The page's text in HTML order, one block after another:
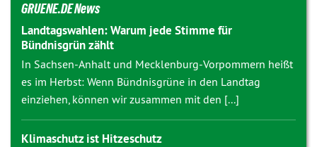
GRUENE.DE News
Landtagswahlen: Warum jede Stimme für
Bündnisgrün zählt
In Sachsen-Anhalt und Mecklenburg-Vorpommern heißt
es im Herbst: Wenn Bündnisgrüne in den Landtag
einziehen, können wir zusammen mit den [...]
Klimaschutz ist Hitzeschutz